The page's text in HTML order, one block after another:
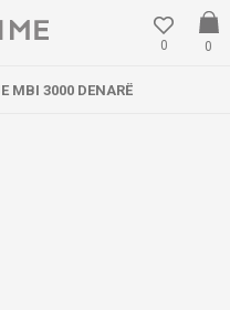
0
0
MBI 3000 DENARË